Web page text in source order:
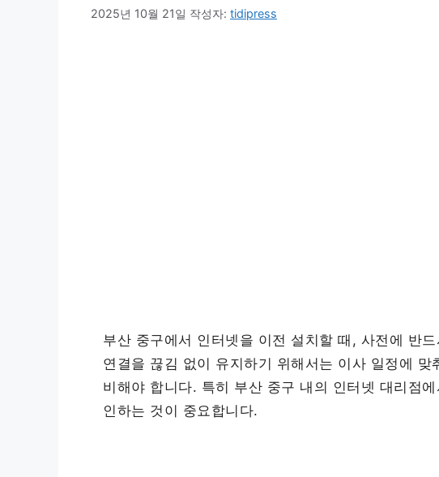
2025년 10월 21일 작성자: tidipress
부산 중구에서 인터넷을 이전 설치할 때, 사전에 반
연결을 끊김 없이 유지하기 위해서는 이사 일정에
비해야 합니다. 특히 부산 중구 내의 인터넷 대리점
인하는 것이 중요합니다.